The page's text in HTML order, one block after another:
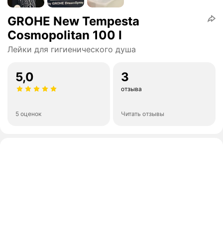
GROHE New Tempesta
Cosmopolitan 100 I
Лейки для гигиенического душа
5,0
5 оценок
3
отзыва
Читать отзывы